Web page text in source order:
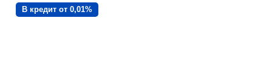
В кредит от 0,01%